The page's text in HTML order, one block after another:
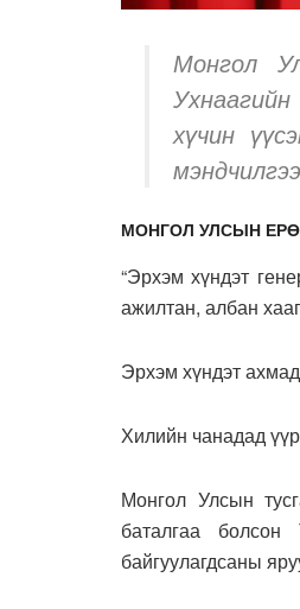
Монгол
хүчин
МОНГОЛ УЛСЫН
“Эрхэм хүндэт
ажилтан, албан
Эрхэм хүндэт ахмад
Хилийн чанадад
Монгол Улсын
баталгаа
байгуулагдсаны